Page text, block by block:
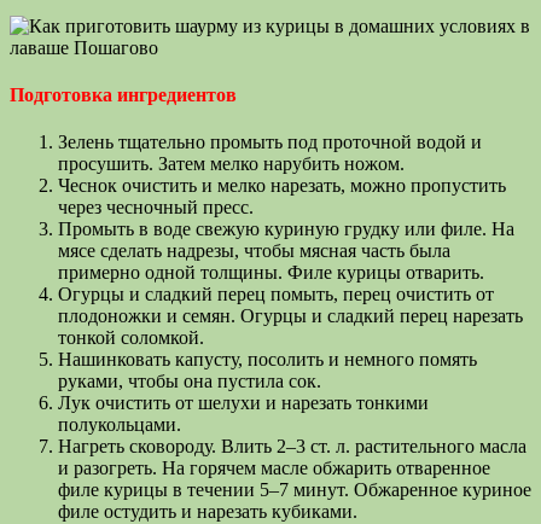
Подготовка ингредиентов
Зелень тщательно промыть под проточной водой и
просушить. Затем мелко нарубить ножом.
Чеснок очистить и мелко нарезать, можно пропустить
через чесночный пресс.
Промыть в воде свежую куриную грудку или филе. На
мясе сделать надрезы, чтобы мясная часть была
примерно одной толщины. Филе курицы отварить.
Огурцы и сладкий перец помыть, перец очистить от
плодоножки и семян. Огурцы и сладкий перец нарезать
тонкой соломкой.
Нашинковать капусту, посолить и немного помять
руками, чтобы она пустила сок.
Лук очистить от шелухи и нарезать тонкими
полукольцами.
Нагреть сковороду. Влить 2–3 ст. л. растительного масла
и разогреть. На горячем масле обжарить отваренное
филе курицы в течении 5–7 минут. Обжаренное куриное
филе остудить и нарезать кубиками.